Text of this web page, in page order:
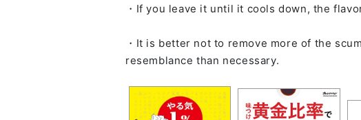
・If you leave it until it cools down, the
・It is better not to remove more of the